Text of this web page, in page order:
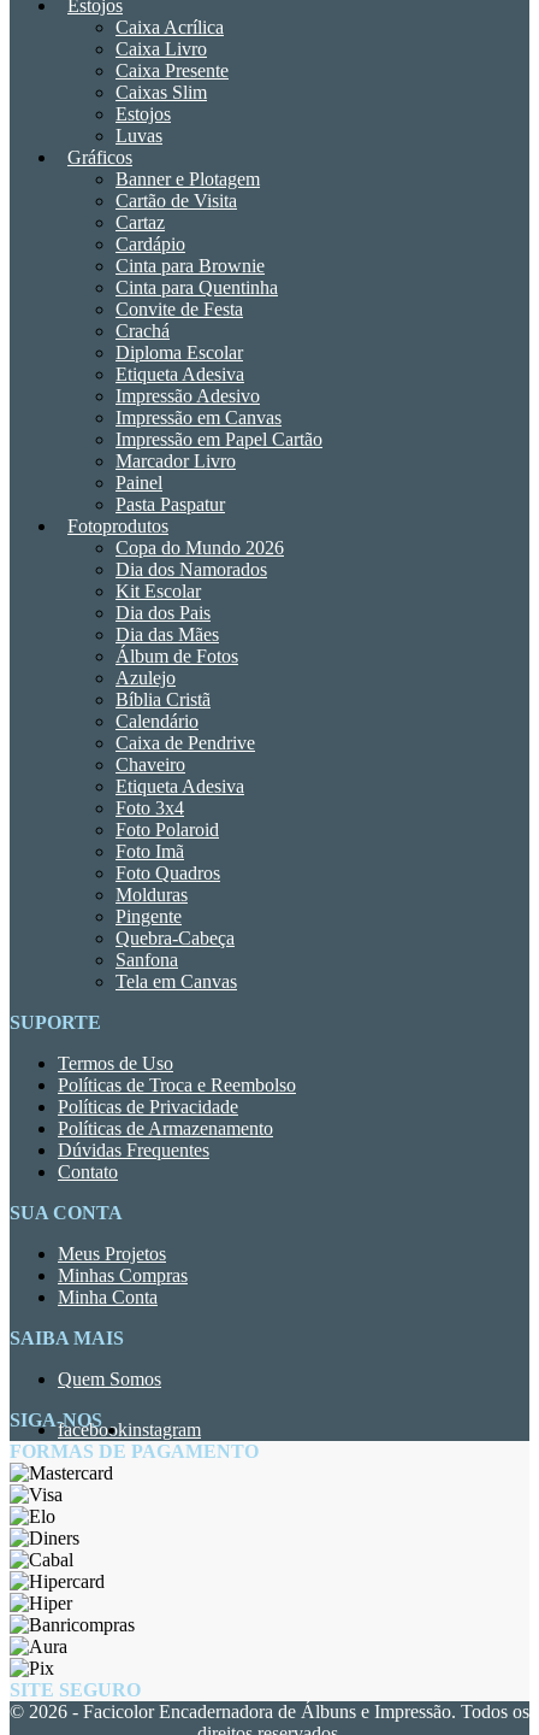
Estojos
Caixa Acrílica
Caixa Livro
Caixa Presente
Caixas Slim
Estojos
Luvas
Gráficos
Banner e Plotagem
Cartão de Visita
Cartaz
Cardápio
Cinta para Brownie
Cinta para Quentinha
Convite de Festa
Crachá
Diploma Escolar
Etiqueta Adesiva
Impressão Adesivo
Impressão em Canvas
Impressão em Papel Cartão
Marcador Livro
Painel
Pasta Paspatur
Fotoprodutos
Copa do Mundo 2026
Dia dos Namorados
Kit Escolar
Dia dos Pais
Dia das Mães
Álbum de Fotos
Azulejo
Bíblia Cristã
Calendário
Caixa de Pendrive
Chaveiro
Etiqueta Adesiva
Foto 3x4
Foto Polaroid
Foto Imã
Foto Quadros
Molduras
Pingente
Quebra-Cabeça
Sanfona
Tela em Canvas
SUPORTE
Termos de Uso
Políticas de Troca e Reembolso
Políticas de Privacidade
Políticas de Armazenamento
Dúvidas Frequentes
Contato
SUA CONTA
Meus Projetos
Minhas Compras
Minha Conta
SAIBA MAIS
Quem Somos
SIGA-NOS
facebookinstagram
FORMAS DE PAGAMENTO
SITE SEGURO
© 2026 - Facicolor Encadernadora de Álbuns e Impressão. Todos os